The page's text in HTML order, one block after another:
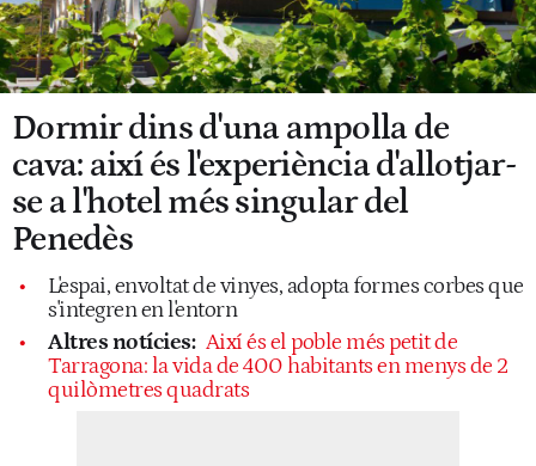
Dormir dins d'una ampolla de
cava: així és l'experiència d'allotjar-
se a l'hotel més singular del
Penedès
L'espai, envoltat de vinyes, adopta formes corbes que
s'integren en l'entorn
Altres notícies: Així és el poble més petit de
Tarragona: la vida de 400 habitants en menys de 2
quilòmetres quadrats